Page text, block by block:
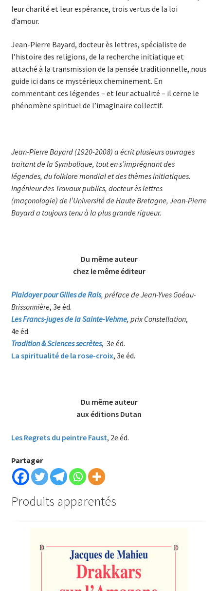
leur charité et leur espérance, trois vertus de la loi
d’amour.
Jean-Pierre Bayard, docteur ès lettres, spécialiste de
l’histoire des religions, de la recherche initiatique et
attaché à la transmission de la pensée traditionnelle, nous
guide ici dans ce mystérieux cheminement. En
commentant ces légendes – et leur actualité – il cerne le
phénomène spirituel de l’imaginaire collectif.
Jean-Pierre Bayard (1920-2008) a écrit plusieurs ouvrages
traitant de la Symbolique, tout en s’imprégnant des
légendes, du folklore mondial et des thèmes initiatiques.
Ingénieur des Travaux publics, docteur ès lettres
(maçonologie) de l’Université de Haute Bretagne, Jean-Pierre
Bayard a toujours tenu à la plus grande rigueur.
Du même auteur
chez le même éditeur
Plaidoyer pour Gilles de Rais, préface de Jean-Yves Goéau-
Brissonnière, 3e éd.
Les Francs-juges de la Sainte-Vehme, prixConstellation,
4e éd.
Tradition & Sciences secrètes, 3e éd.
La spiritualité de la rose-croix, 3e éd.
Du même auteur
aux éditions Dutan
Les Regrets du peintre Faust, 2e éd.
Partager
Produits apparentés